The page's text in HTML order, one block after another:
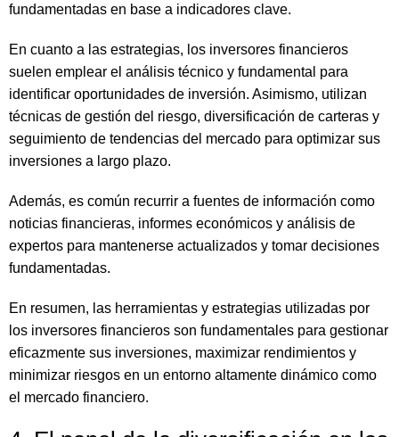
fundamentadas en base a indicadores clave.
En cuanto a las estrategias, los inversores financieros
suelen emplear el análisis técnico y fundamental para
identificar oportunidades de inversión. Asimismo, utilizan
técnicas de gestión del riesgo, diversificación de carteras y
seguimiento de tendencias del mercado para optimizar sus
inversiones a largo plazo.
Además, es común recurrir a fuentes de información como
noticias financieras, informes económicos y análisis de
expertos para mantenerse actualizados y tomar decisiones
fundamentadas.
En resumen, las herramientas y estrategias utilizadas por
los inversores financieros son fundamentales para gestionar
eficazmente sus inversiones, maximizar rendimientos y
minimizar riesgos en un entorno altamente dinámico como
el mercado financiero.